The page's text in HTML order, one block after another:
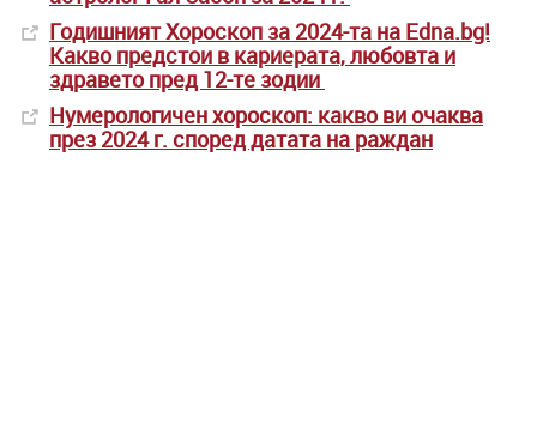
Годишният Хороскоп за 2024-та на Edna.bg!
Какво предстои в кариерата, любовта и
здравето пред 12-те зодии
Нумерологичен хороскоп: какво ви очаква
през 2024 г. според датата на раждан